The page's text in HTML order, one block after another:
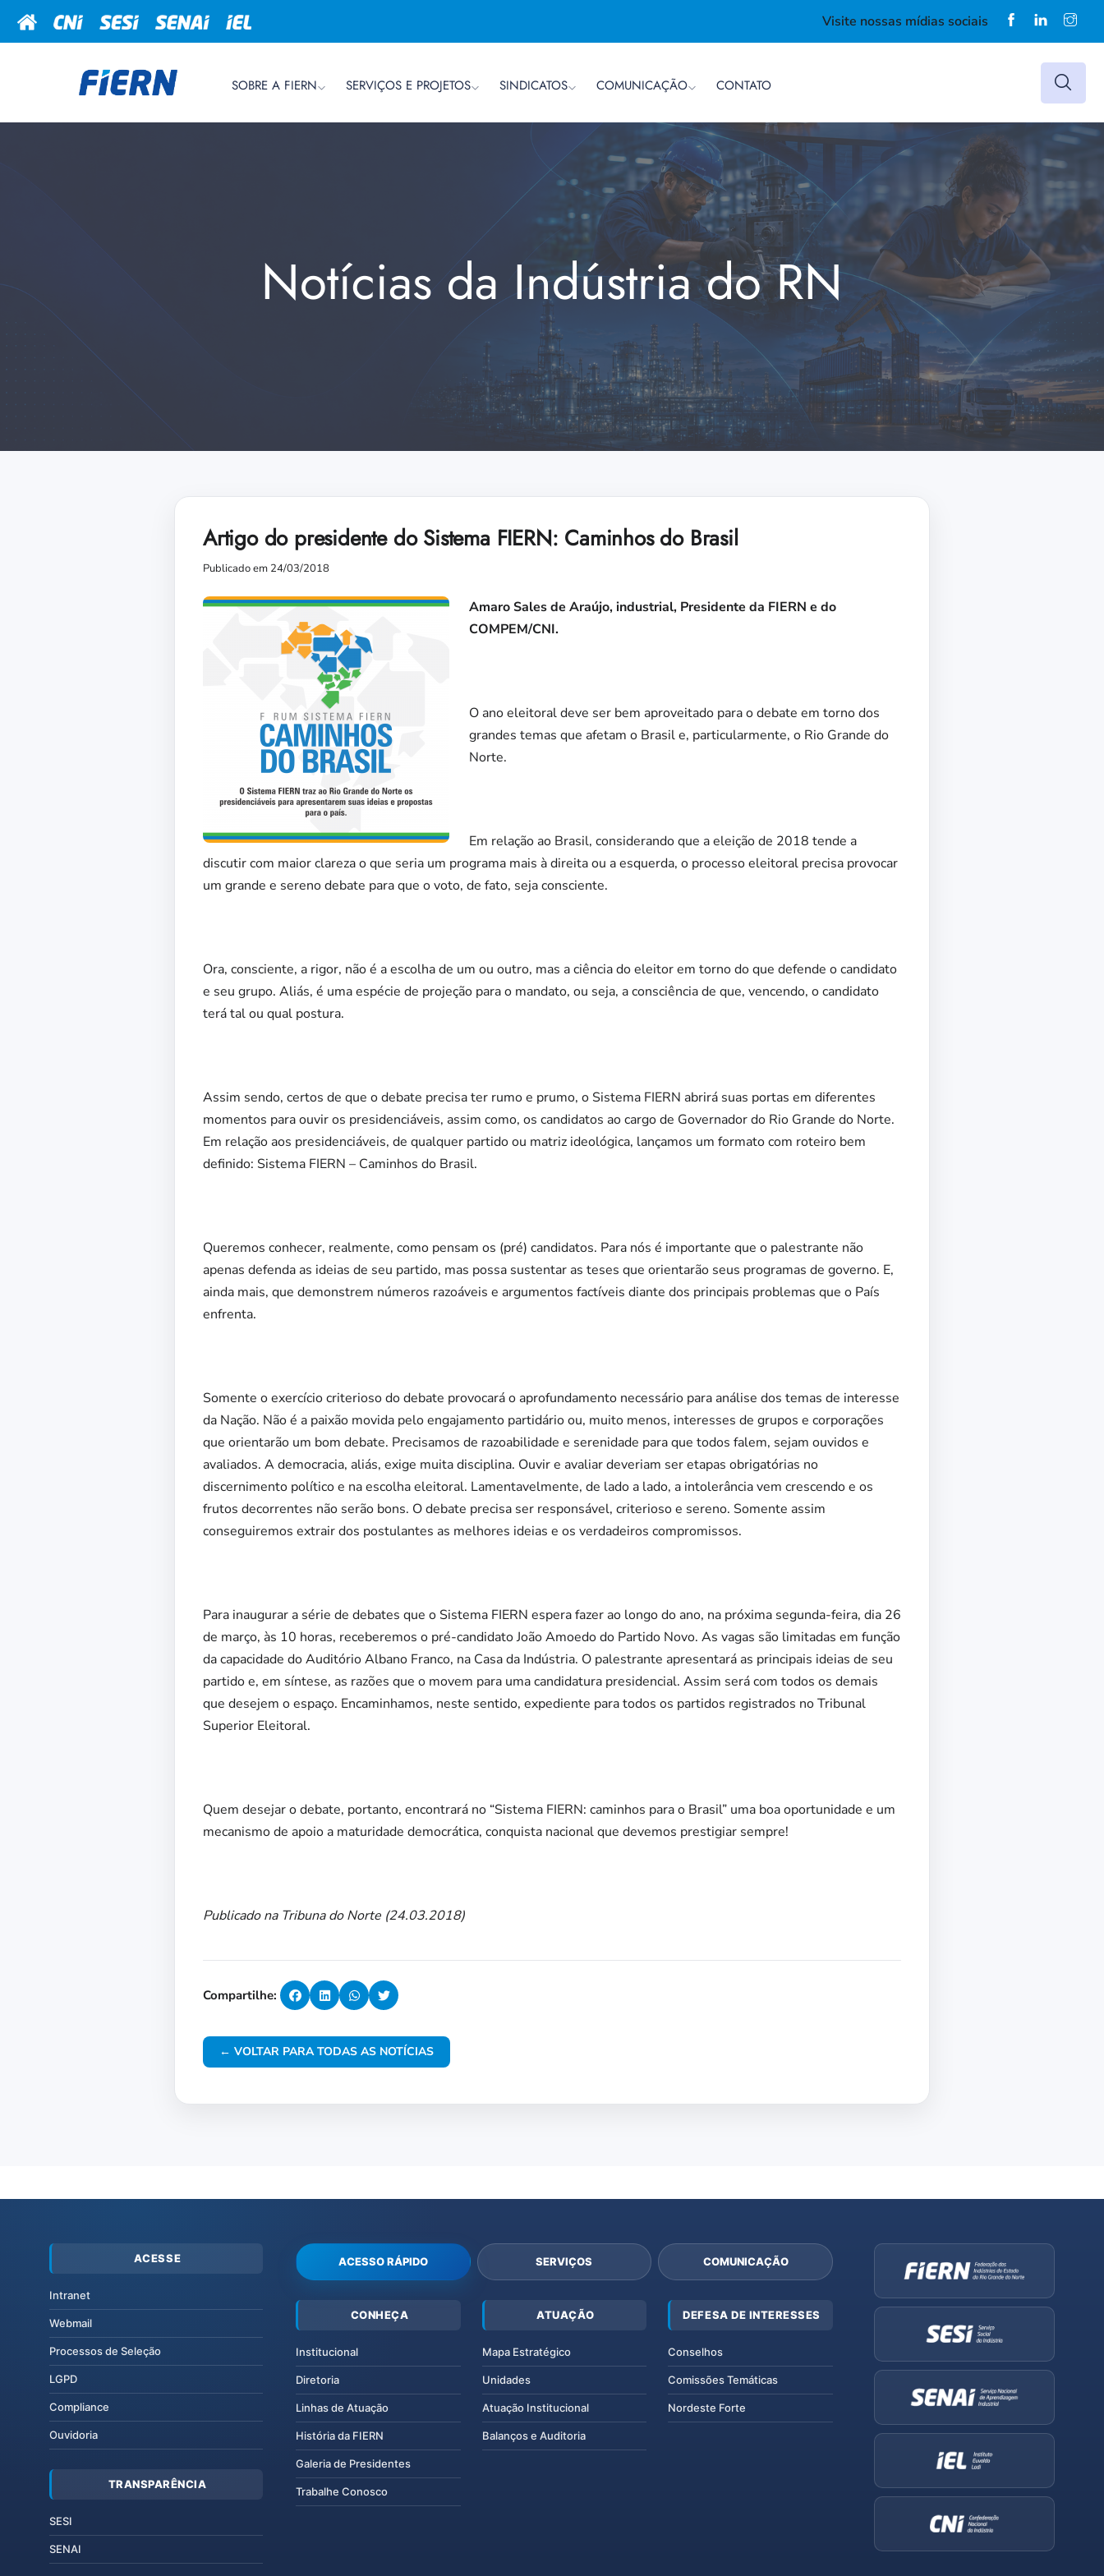
Visite nossas mídias sociais
SOBRE A FIERN SERVIÇOS E PROJETOS SINDICATOS COMUNICAÇÃO CONTATO
Notícias da Indústria do RN
Artigo do presidente do Sistema FIERN: Caminhos do Brasil
Publicado em 24/03/2018
Amaro Sales de Araújo, industrial, Presidente da FIERN e do
COMPEM/CNI.
O ano eleitoral deve ser bem aproveitado para o debate em torno dos
grandes temas que afetam o Brasil e, particularmente, o Rio Grande do
Norte.
Em relação ao Brasil, considerando que a eleição de 2018 tende a
discutir com maior clareza o que seria um programa mais à direita ou a esquerda, o processo eleitoral precisa provocar
um grande e sereno debate para que o voto, de fato, seja consciente.
Ora, consciente, a rigor, não é a escolha de um ou outro, mas a ciência do eleitor em torno do que defende o candidato
e seu grupo. Aliás, é uma espécie de projeção para o mandato, ou seja, a consciência de que, vencendo, o candidato
terá tal ou qual postura.
Assim sendo, certos de que o debate precisa ter rumo e prumo, o Sistema FIERN abrirá suas portas em diferentes
momentos para ouvir os presidenciáveis, assim como, os candidatos ao cargo de Governador do Rio Grande do Norte.
Em relação aos presidenciáveis, de qualquer partido ou matriz ideológica, lançamos um formato com roteiro bem
definido: Sistema FIERN – Caminhos do Brasil.
Queremos conhecer, realmente, como pensam os (pré) candidatos. Para nós é importante que o palestrante não
apenas defenda as ideias de seu partido, mas possa sustentar as teses que orientarão seus programas de governo. E,
ainda mais, que demonstrem números razoáveis e argumentos factíveis diante dos principais problemas que o País
enfrenta.
Somente o exercício criterioso do debate provocará o aprofundamento necessário para análise dos temas de interesse
da Nação. Não é a paixão movida pelo engajamento partidário ou, muito menos, interesses de grupos e corporações
que orientarão um bom debate. Precisamos de razoabilidade e serenidade para que todos falem, sejam ouvidos e
avaliados. A democracia, aliás, exige muita disciplina. Ouvir e avaliar deveriam ser etapas obrigatórias no
discernimento político e na escolha eleitoral. Lamentavelmente, de lado a lado, a intolerância vem crescendo e os
frutos decorrentes não serão bons. O debate precisa ser responsável, criterioso e sereno. Somente assim
conseguiremos extrair dos postulantes as melhores ideias e os verdadeiros compromissos.
Para inaugurar a série de debates que o Sistema FIERN espera fazer ao longo do ano, na próxima segunda-feira, dia 26
de março, às 10 horas, receberemos o pré-candidato João Amoedo do Partido Novo. As vagas são limitadas em função
da capacidade do Auditório Albano Franco, na Casa da Indústria. O palestrante apresentará as principais ideias de seu
partido e, em síntese, as razões que o movem para uma candidatura presidencial. Assim será com todos os demais
que desejem o espaço. Encaminhamos, neste sentido, expediente para todos os partidos registrados no Tribunal
Superior Eleitoral.
Quem desejar o debate, portanto, encontrará no “Sistema FIERN: caminhos para o Brasil” uma boa oportunidade e um
mecanismo de apoio a maturidade democrática, conquista nacional que devemos prestigiar sempre!
Publicado na Tribuna do Norte (24.03.2018)
Compartilhe:
← VOLTAR PARA TODAS AS NOTÍCIAS
ACESSE
Intranet
Webmail
Processos de Seleção
LGPD
Compliance
Ouvidoria
TRANSPARÊNCIA
SESI
SENAI
ACESSO RÁPIDO SERVIÇOS COMUNICAÇÃO
CONHEÇA
Institucional
Diretoria
Linhas de Atuação
História da FIERN
Galeria de Presidentes
Trabalhe Conosco
ATUAÇÃO
Mapa Estratégico
Unidades
Atuação Institucional
Balanços e Auditoria
DEFESA DE INTERESSES
Conselhos
Comissões Temáticas
Nordeste Forte